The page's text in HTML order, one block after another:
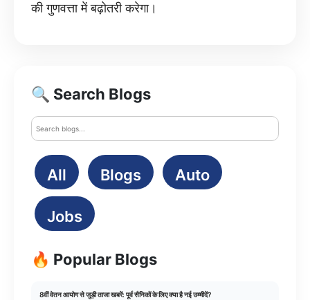
की गुणवत्ता में बढ़ोतरी करेगा।
🔍 Search Blogs
All Blogs Auto
Jobs
🔥 Popular Blogs
8वीं वेतन आयोग से जुड़ी ताजा खबरें: पूर्व सैनिकों के लिए क्या है नई उम्मीदें?